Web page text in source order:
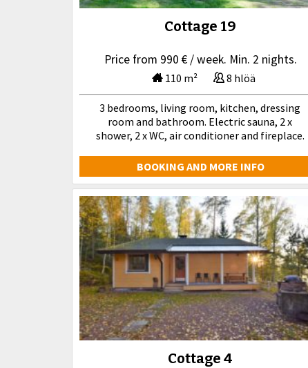
Cottage 19
Price from 990 € / week. Min. 2 nights.
110 m² 8 hlöä
3 bedrooms, living room, kitchen, dressing
room and bathroom. Electric sauna, 2 x
shower, 2 x WC, air conditioner and fireplace.
BOOKING AND MORE INFO
Cottage 4